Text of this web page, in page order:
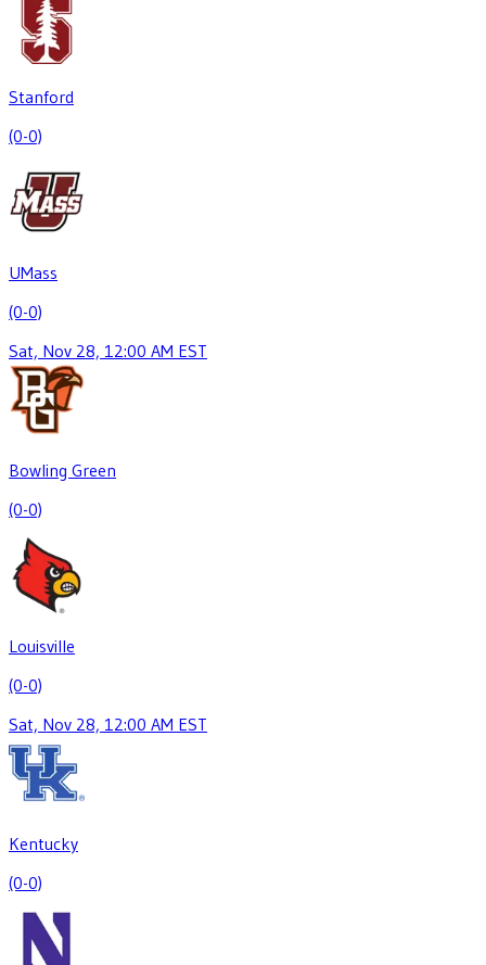
Stanford
(0-0)
UMass
(0-0)
Sat, Nov 28, 12:00 AM EST
Bowling Green
(0-0)
Louisville
(0-0)
Sat, Nov 28, 12:00 AM EST
Kentucky
(0-0)